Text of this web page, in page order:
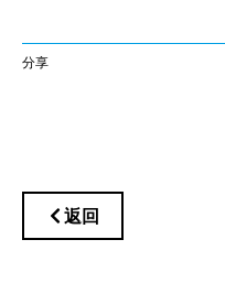
分享
返回